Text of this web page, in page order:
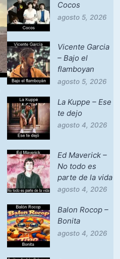
Cocos
agosto 5, 2026
Vicente Garcia
– Bajo el
flamboyan
agosto 5, 2026
La Kuppe – Ese
te dejo
agosto 4, 2026
Ed Maverick –
No todo es
parte de la vida
agosto 4, 2026
Balon Rocop –
Bonita
agosto 4, 2026